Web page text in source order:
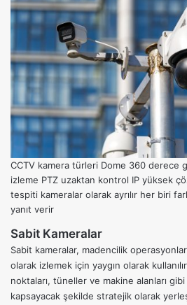
CCTV kamera türleri Dome 360 derece
izleme PTZ uzaktan kontrol IP yüksek
tespiti kameralar olarak ayrılır her biri
yanıt verir
Sabit Kameralar
Sabit kameralar, madencilik
olarak izlemek için yaygın olarak
noktaları, tüneller ve makine alanları
kapsayacak şekilde stratejik olarak